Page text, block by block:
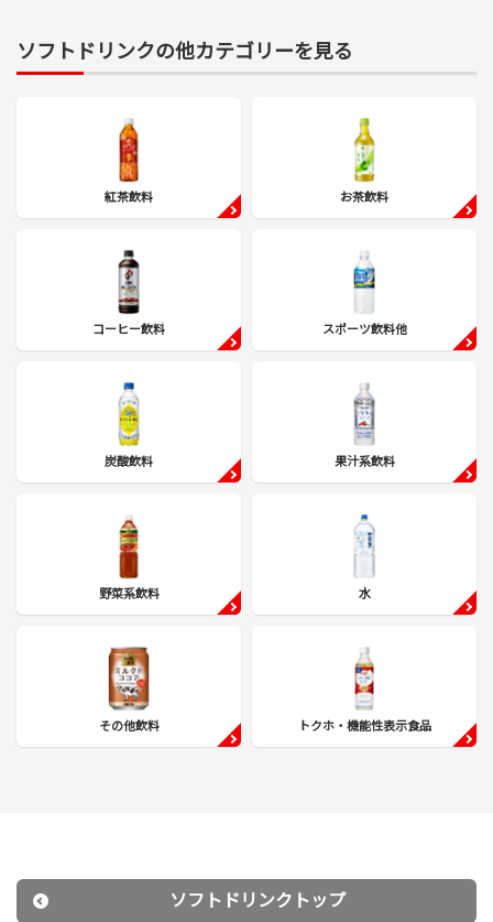
ソフトドリンクの他カテゴリーを見る
紅茶飲料 お茶飲料
コーヒー飲料 スポーツ飲料他
炭酸飲料 果汁系飲料
野菜系飲料 水
その他飲料 トクホ・機能性表示食品
ソフトドリンクトップ